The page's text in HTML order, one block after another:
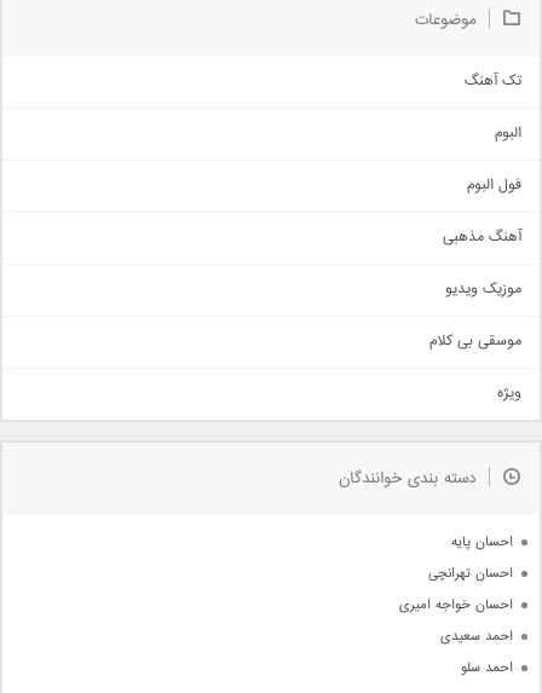
موضوعات
تک آهنگ
اجتماعی
حماسی
سنتی
اهنگ بندرعباسی
دمو
مذهبی
جدیدترین ها
البوم
فول البوم
آهنگ مذهبی
موزیک ویدیو
موسقی بی کلام
ویژه
دسته بندی خوانندگان
احسان پایه
احسان تهرانچی
احسان خواجه امیری
احمد سعیدی
احمد سلو